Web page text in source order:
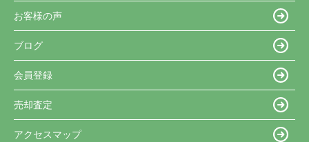
お客様の声
ブログ
会員登録
売却査定
アクセスマップ